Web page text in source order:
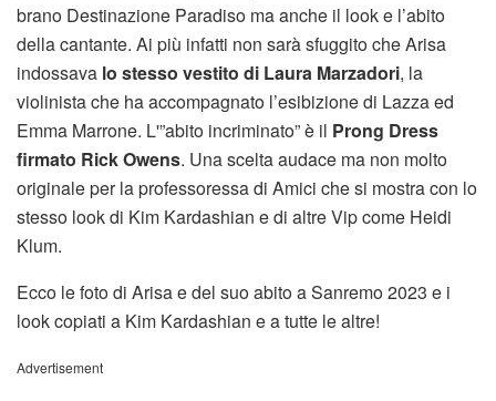
brano Destinazione Paradiso ma anche il look e l’abito
della cantante. Ai più infatti non sarà sfuggito che Arisa
indossava lo stesso vestito di Laura Marzadori, la
violinista che ha accompagnato l’esibizione di Lazza ed
Emma Marrone. L'”abito incriminato” è il Prong Dress
firmato Rick Owens. Una scelta audace ma non molto
originale per la professoressa di Amici che si mostra con lo
stesso look di Kim Kardashian e di altre Vip come Heidi
Klum.
Ecco le foto di Arisa e del suo abito a Sanremo 2023 e i
look copiati a Kim Kardashian e a tutte le altre!
Advertisement